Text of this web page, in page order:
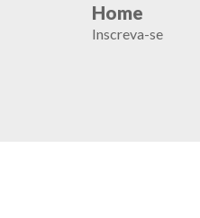
Home
Inscreva-se